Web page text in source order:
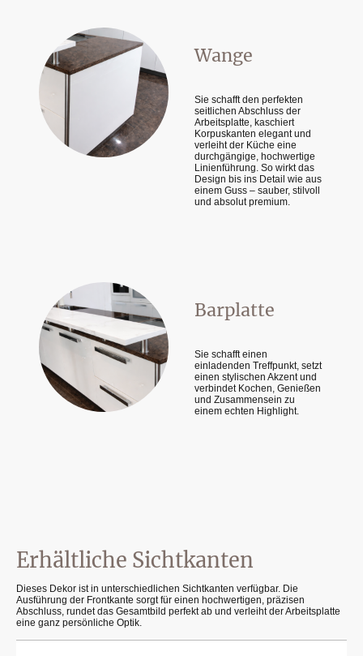
Wange
Sie schafft den perfekten
seitlichen Abschluss der
Arbeitsplatte, kaschiert
Korpuskanten elegant und
verleiht der Küche eine
durchgängige, hochwertige
Linienführung. So wirkt das
Design bis ins Detail wie aus
einem Guss – sauber, stilvoll
und absolut premium.
Barplatte
Sie schafft einen
einladenden Treffpunkt, setzt
einen stylischen Akzent und
verbindet Kochen, Genießen
und Zusammensein zu
einem echten Highlight.
Erhältliche Sichtkanten
Dieses Dekor ist in unterschiedlichen Sichtkanten verfügbar. Die
Ausführung der Frontkante sorgt für einen hochwertigen, präzisen
Abschluss, rundet das Gesamtbild perfekt ab und verleiht der Arbeitsplatte
eine ganz persönliche Optik.